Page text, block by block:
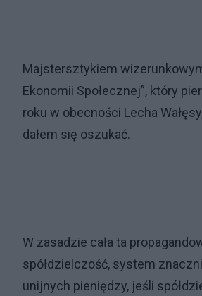
Majstersztykiem
Ekonomii Społecznej”, który
roku w obecności Lecha
dałem się oszukać.
W zasadzie cała ta
spółdzielczość, system
unijnych pieniędzy, jeśli